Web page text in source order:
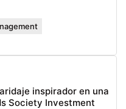
inspirador en una
Society Investment